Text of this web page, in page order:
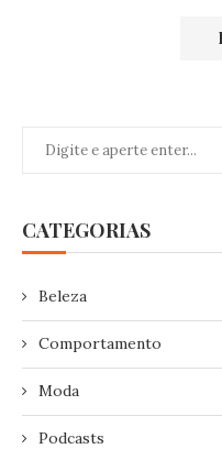
CATEGORIAS
Beleza
Comportamento
Moda
Podcasts